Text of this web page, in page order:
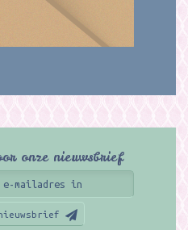
onze nieuwsbrief